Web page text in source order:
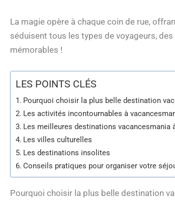
La magie opère à chaque coin de rue,
séduisent tous les types de voyageurs,
mémorables !
LES POINTS CLÉS
Pourquoi choisir la plus belle destination
Les activités incontournables à
Les meilleures destinations vacancesmania
Les villes culturelles
Les destinations insolites
Conseils pratiques pour organiser votre
Pourquoi choisir la plus belle destination